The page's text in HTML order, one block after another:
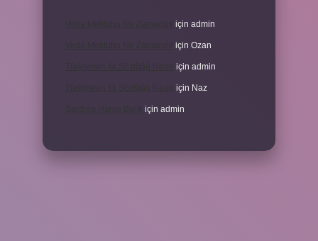
için admin
için Ozan
için admin
için Naz
için admin